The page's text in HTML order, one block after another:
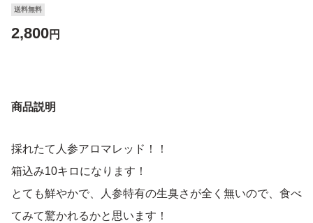
送料無料
2,800円
商品説明
採れたて人参アロマレッド！！
箱込み10キロになります！
とても鮮やかで、人参特有の生臭さが全く無いので、食べ
てみて驚かれるかと思います！